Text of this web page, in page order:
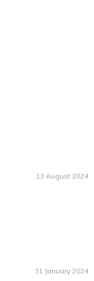
13 August 2024
31 January 2024